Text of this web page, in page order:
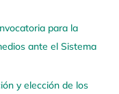
para la
ante el Sistema
y elección de los